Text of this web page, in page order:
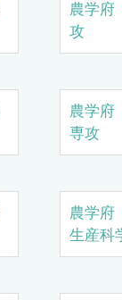
農学
攻
農学
専攻
農学
生産科